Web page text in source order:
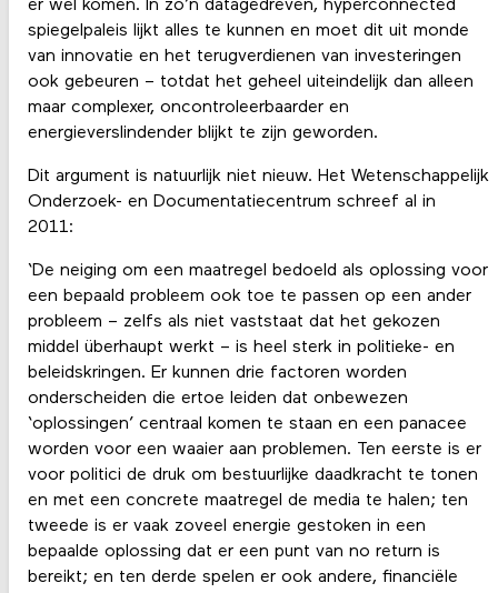
er wel komen. In zo’n datagedreven, hyperconnected
spiegelpaleis lijkt alles te kunnen en moet dit uit monde
van innovatie en het terugverdienen van investeringen
ook gebeuren – totdat het geheel uiteindelijk dan alleen
maar complexer, oncontroleerbaarder en
energieverslindender blijkt te zijn geworden.
Dit argument is natuurlijk niet nieuw. Het Wetenschappelijk
Onderzoek- en Documentatiecentrum schreef al in
2011:
‘De neiging om een maatregel bedoeld als oplossing voor
een bepaald probleem ook toe te passen op een ander
probleem – zelfs als niet vaststaat dat het gekozen
middel überhaupt werkt – is heel sterk in politieke- en
beleidskringen. Er kunnen drie factoren worden
onderscheiden die ertoe leiden dat onbewezen
‘oplossingen’ centraal komen te staan en een panacee
worden voor een waaier aan problemen. Ten eerste is er
voor politici de druk om bestuurlijke daadkracht te tonen
en met een concrete maatregel de media te halen; ten
tweede is er vaak zoveel energie gestoken in een
bepaalde oplossing dat er een punt van no return is
bereikt; en ten derde spelen er ook andere, financiële